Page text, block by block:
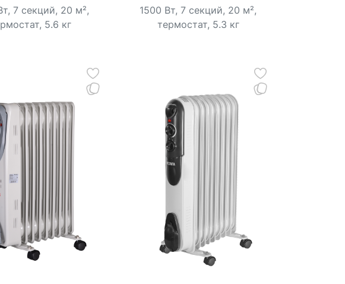
7 секций, 20 м²,
5.6 кг
1500 Вт, 7 секций, 20 м²,
термостат, 5.3 кг